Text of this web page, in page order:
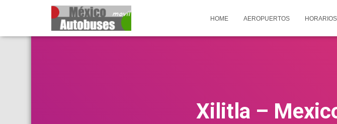
HOME AEROPUERTOS
Xilitla –